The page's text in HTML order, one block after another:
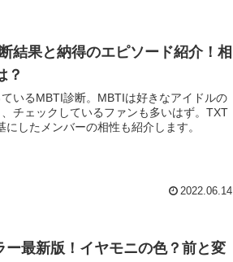
結果と納得のエピソード紹介！相
？
いるMBTI診断。MBTIは好きなアイドルの
チェックしているファンも多いはず。TXT
したメンバーの相性も紹介します。
2022.06.14
ー最新版！イヤモニの色？前と変